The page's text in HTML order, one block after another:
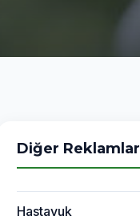
Diğer Reklamlar
Hastavuk